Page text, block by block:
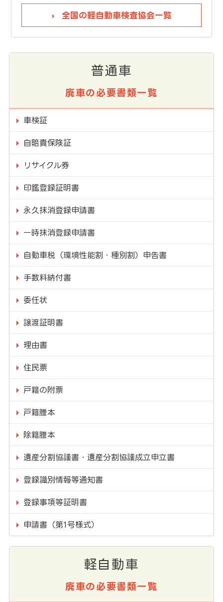
全国の軽自動車検査協会一覧
普通車
廃車の必要書類一覧
車検証
自賠責保険証
リサイクル券
印鑑登録証明書
永久抹消登録申請書
一時抹消登録申請書
自動車税（環境性能割・種別割）申告書
手数料納付書
委任状
譲渡証明書
理由書
住民票
戸籍の附票
戸籍謄本
除籍謄本
遺産分割協議書・遺産分割協議成立申立書
登録識別情報等通知書
登録事項等証明書
申請書（第1号様式）
軽自動車
廃車の必要書類一覧